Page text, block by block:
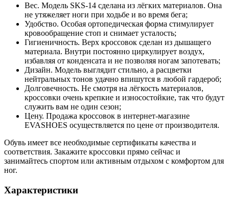
Вес. Модель SKS-14 сделана из лёгких материалов. Она
не утяжеляет ноги при ходьбе и во время бега;
Удобство. Особая ортопедическая форма стимулирует
кровообращение стоп и снимает усталость;
Гигиеничность. Верх кроссовок сделан из дышащего
материала. Внутри постоянно циркулирует воздух,
избавляя от конденсата и не позволяя ногам запотевать;
Дизайн. Модель выглядит стильно, а расцветки
нейтральных тонов удачно впишутся в любой гардероб;
Долговечность. Не смотря на лёгкость материалов,
кроссовки очень крепкие и износостойкие, так что будут
служить вам не один сезон;
Цену. Продажа кроссовок в интернет-магазине
EVASHOES осуществляется по цене от производителя.
Обувь имеет все необходимые сертификаты качества и
соответствия. Закажите кроссовки прямо сейчас и
занимайтесь спортом или активным отдыхом с комфортом для
ног.
Характеристики